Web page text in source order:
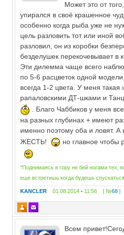
Может это от
упирался в своё крашенное
особенно когда рыба уже не
цель разловить тот или иной
разловил, он из коробки
безделушек перекочевывает в
Эти дилемма чаще всего
по 5-6 расцветок одной
всегда 1-2 цвета. У меня такая
рапаловскими ДТ-шками и
. Благо Чаббиков у меня
на разных глубинах + имеют
именно поэтому оба и ловят. А
ЖЕСТЬ!
но главное чтобы
"Поднимаясь в гору не бей ногами тех,
еще встретишь когда будешь
KANCLER 01.08.2014 • 11:56 [ №68 ]
Всем